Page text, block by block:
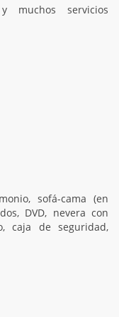
muchos servicios
sofá-cama (en
DVD, nevera con
caja de seguridad,